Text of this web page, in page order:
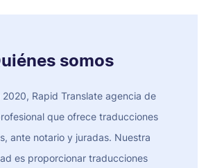
somos
2020, Rapid Translate agencia de
que ofrece traducciones
ante notario y juradas. Nuestra
es proporcionar traducciones